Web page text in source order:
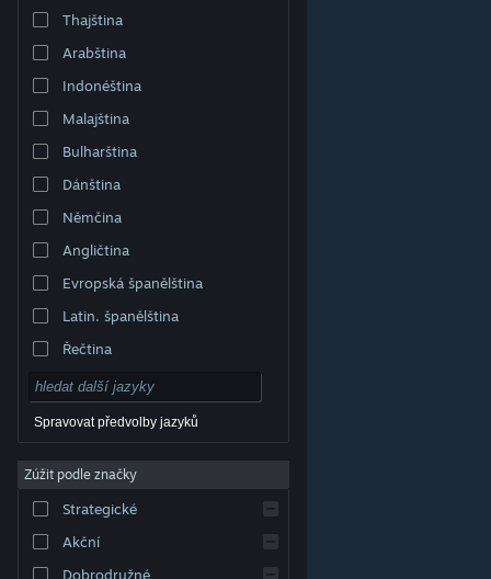
Desktopová verze stránky
© Valve Corporation. Všechna práva vyhrazena.
příslušných subjektů v USA a dalších zemích.
Smlouva o užívání služby Steam
Cookies
Thajština
Arabština
Indonéština
Malajština
Bulharština
Dánština
Němčina
Angličtina
Evropská španělština
Latin. španělština
Řečtina
Spravovat předvolby jazyků
Zúžit podle značky
Strategické
Akční
Dobrodružné